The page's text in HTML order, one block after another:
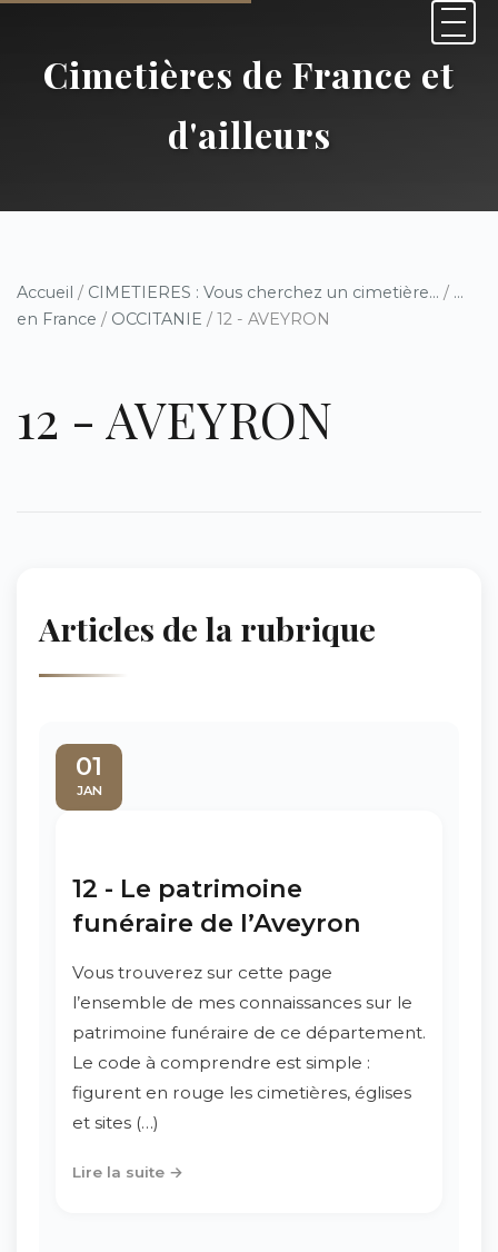
Cimetières de France et
d'ailleurs
Accueil / CIMETIERES : Vous cherchez un cimetière... / ...
en France / OCCITANIE / 12 - AVEYRON
12 - AVEYRON
Articles de la rubrique
01
JAN
12 - Le patrimoine
funéraire de l’Aveyron
Vous trouverez sur cette page
l’ensemble de mes connaissances sur le
patrimoine funéraire de ce département.
Le code à comprendre est simple :
figurent en rouge les cimetières, églises
et sites (…)
Lire la suite →